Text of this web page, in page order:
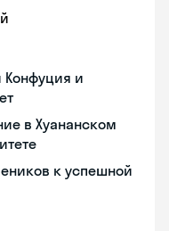
Конфуция и
в Хуананском
к успешной